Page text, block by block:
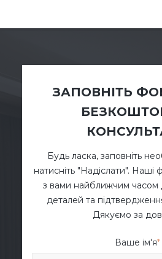
ЗАПОВНІТЬ
Будь ласка, заповніть
натисніть "Надіслати". Наші
з вами найближчим часом
деталей та
Дякуємо за
Ваше ім'я*